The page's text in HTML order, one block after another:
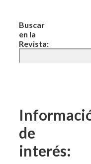
Buscar
en la
Revista:
de
interés: